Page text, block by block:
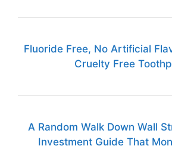
Fluoride Free, No Artificial
Cruelty Free
A Random Walk Down Wall
Investment Guide That